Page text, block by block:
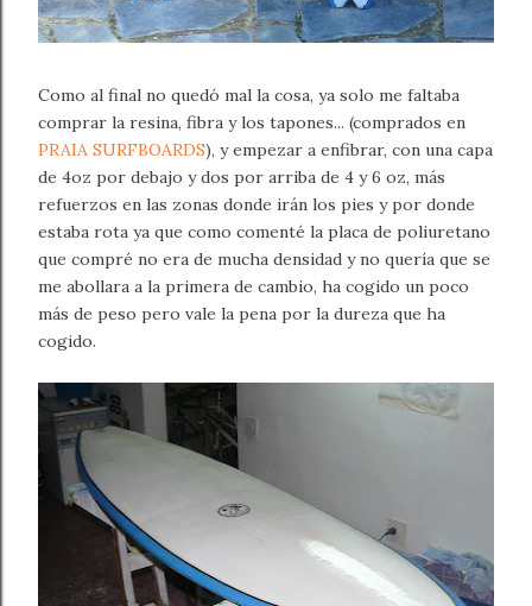
Como al final no quedó mal la cosa, ya solo me faltaba
comprar la resina, fibra y los tapones... (comprados en
PRAIA SURFBOARDS), y empezar a enfibrar, con una capa
de 4oz por debajo y dos por arriba de 4 y 6 oz, más
refuerzos en las zonas donde irán los pies y por donde
estaba rota ya que como comenté la placa de poliuretano
que compré no era de mucha densidad y no quería que se
me abollara a la primera de cambio, ha cogido un poco
más de peso pero vale la pena por la dureza que ha
cogido.